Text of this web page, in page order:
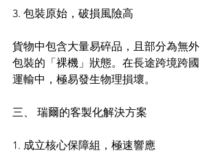
3. 包裝原始，破損風險高
貨物中包含大量易碎品，且部分為無外
包裝的「裸機」狀態。在長途跨境跨國
運輸中，極易發生物理損壞。
三、 瑞爾的客製化解決方案
1. 成立核心保障組，極速響應